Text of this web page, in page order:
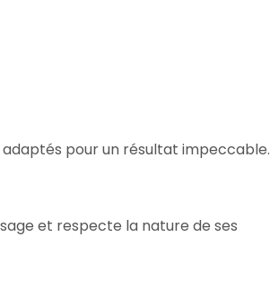
adaptés pour un résultat impeccable.
et respecte la nature de ses